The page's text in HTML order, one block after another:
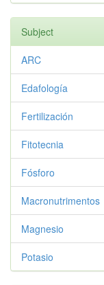
Subject
ARC
Edafología
Fertilización
Fitotecnia
Fósforo
Macronutrimentos
Magnesio
Potasio